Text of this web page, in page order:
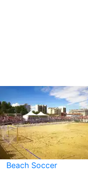
Beach Soccer